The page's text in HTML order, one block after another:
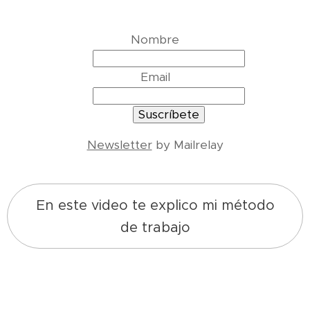
Nombre
Email
Newsletterby Mailrelay
En este video te explico mi método
de trabajo